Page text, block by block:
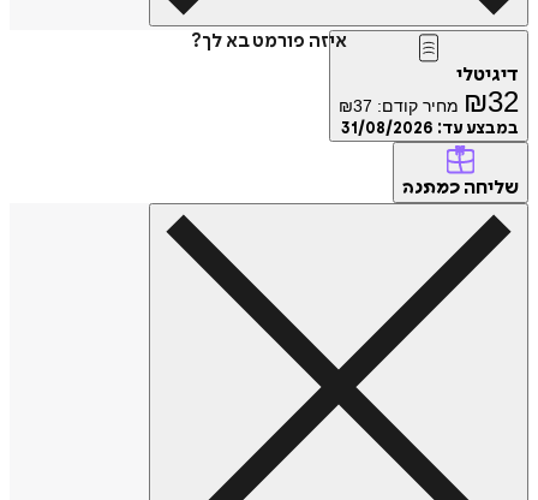
איזה פורמט בא לך?
₪ מחיר קודם: ₪37
עד:31/08/2026
כמתנה